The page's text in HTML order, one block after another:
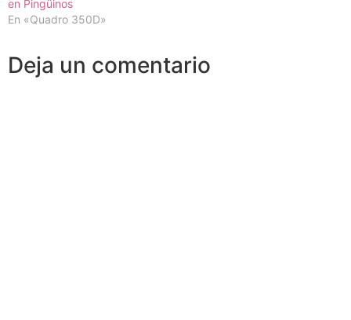
en Pingüinos
En «Quadro 350D»
Deja un comentario